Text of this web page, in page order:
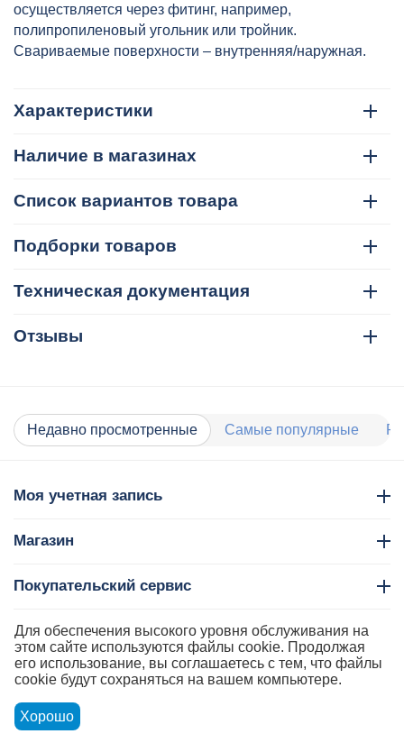
осуществляется через фитинг, например,
полипропиленовый угольник или тройник.
Свариваемые поверхности – внутренняя/наружная.
Характеристики
Наличие в магазинах
Список вариантов товара
Подборки товаров
Техническая документация
Отзывы
Недавно просмотренные Самые популярные
Моя учетная запись
Магазин
Покупательский сервис
Контакты
Для обеспечения высокого уровня обслуживания на
этом сайте используются файлы cookie. Продолжая
его использование, вы соглашаетесь с тем, что файлы
cookie будут сохраняться на вашем компьютере.
Хорошо